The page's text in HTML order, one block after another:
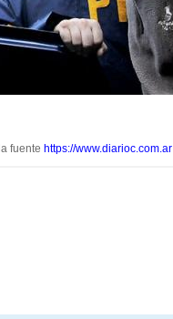
fuente https://www.diarioc.com.ar